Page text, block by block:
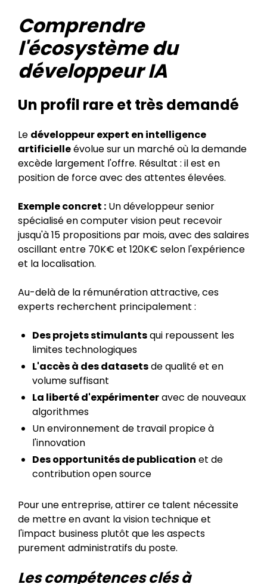
Comprendre
l'écosystème du
développeur IA
Un profil rare et très demandé
Le développeur expert en intelligence
artificielleévolue sur un marché où la demande
excède largement l'offre. Résultat : il est en
position de force avec des attentes élevées.
Exemple concret : Un développeur senior
spécialisé en computer vision peut recevoir
jusqu'à 15 propositions par mois, avec des salaires
oscillant entre 70K€ et 120K€ selon l'expérience
et la localisation.
Au-delà de la rémunération attractive, ces
experts recherchent principalement :
Des projets stimulantsqui repoussent les
limites technologiques
L'accès à des datasetsde qualité et en
volume suffisant
La liberté d'expérimenteravec de nouveaux
algorithmes
Un environnement de travail propice à
l'innovation
Des opportunités de publication et de
contribution open source
Pour une entreprise, attirer ce talent nécessite
de mettre en avant la vision technique et
l'impact business plutôt que les aspects
purement administratifs du poste.
Les compétences clés à